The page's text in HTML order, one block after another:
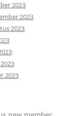
2023
2023
2023
2023